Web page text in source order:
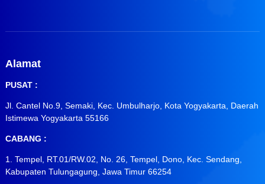
Alamat
PUSAT :
Jl. Cantel No.9, Semaki, Kec. Umbulharjo, Kota Yogyakarta, Daerah
Istimewa Yogyakarta 55166
CABANG :
1. Tempel, RT.01/RW.02, No. 26, Tempel, Dono, Kec. Sendang,
Kabupaten Tulungagung, Jawa Timur 66254